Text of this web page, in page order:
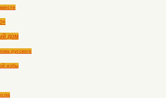
дом
русского
избы